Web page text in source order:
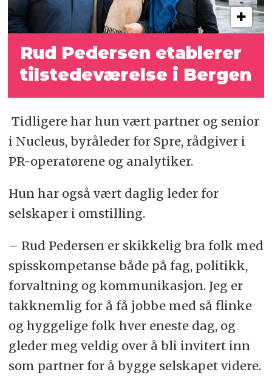
Rud Pedersen etablerer
tilstedeværelse i Bergen
Tidligere har hun vært partner og senior
i Nucleus, byråleder for Spre, rådgiver i
PR-operatørene og analytiker.
Hun har også vært daglig leder for
selskaper i omstilling.
– Rud Pedersen er skikkelig bra folk med
spisskompetanse både på fag, politikk,
forvaltning og kommunikasjon. Jeg er
takknemlig for å få jobbe med så flinke
og hyggelige folk hver eneste dag, og
gleder meg veldig over å bli invitert inn
som partner for å bygge selskapet videre.